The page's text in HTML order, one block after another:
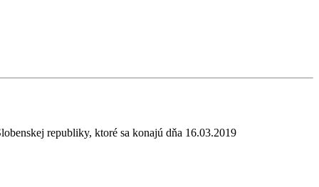
republiky, ktoré sa konajú dňa 16.03.2019